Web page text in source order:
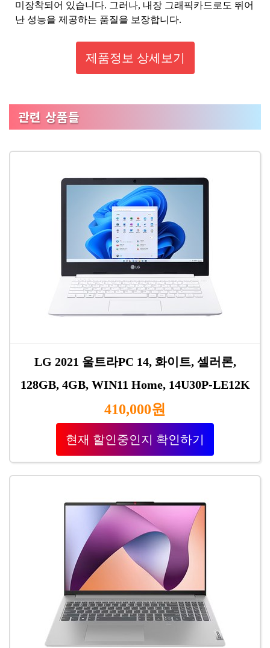
미장착되어 있습니다. 그러나, 내장 그래픽카드로도 뛰어
난 성능을 제공하는 품질을 보장합니다.
제품정보 상세보기
관련 상품들
LG 2021 울트라PC 14, 화이트, 셀러론,
128GB, 4GB, WIN11 Home, 14U30P-LE12K
410,000원
현재 할인중인지 확인하기